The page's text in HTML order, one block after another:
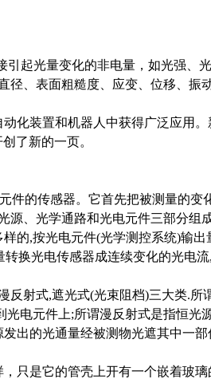
起光量变化的非电量，如光强、
、表面粗糙度、应变、位移、振
化装置和机器人中获得广泛应用
了新的一页。
件的传感器。它首先把被测量的变
、光学通路和光电元件三部分组成
的,按光电元件(光学测控系统)输出
换光电传感器成连续变化的光电
反射式,遮光式(光束阻档)三大类.所
电元件上;所谓漫反射式是指恒光
出的光通量经被测物光遮其中一
只是它的管壳上开有一个嵌着玻